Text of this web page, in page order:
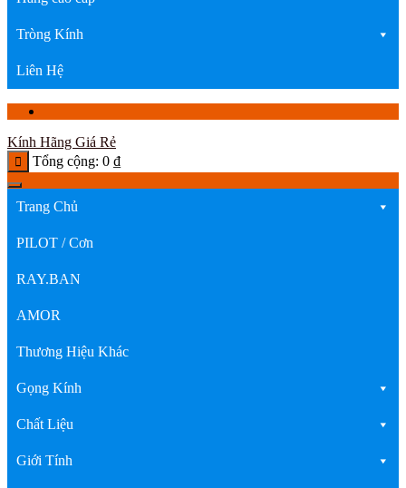
Tròng Kính
Liên Hệ
Kính Hãng Giá Rẻ
Tổng cộng: 0 ₫
Trang Chủ
PILOT / Cơn
RAY.BAN
AMOR
Thương Hiệu Khác
Gọng Kính
Chất Liệu
Giới Tính